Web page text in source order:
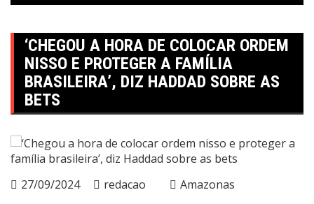
‘CHEGOU A HORA DE COLOCAR ORDEM
NISSO E PROTEGER A FAMÍLIA
BRASILEIRA’, DIZ HADDAD SOBRE AS
BETS
27/09/2024 redacao Amazonas